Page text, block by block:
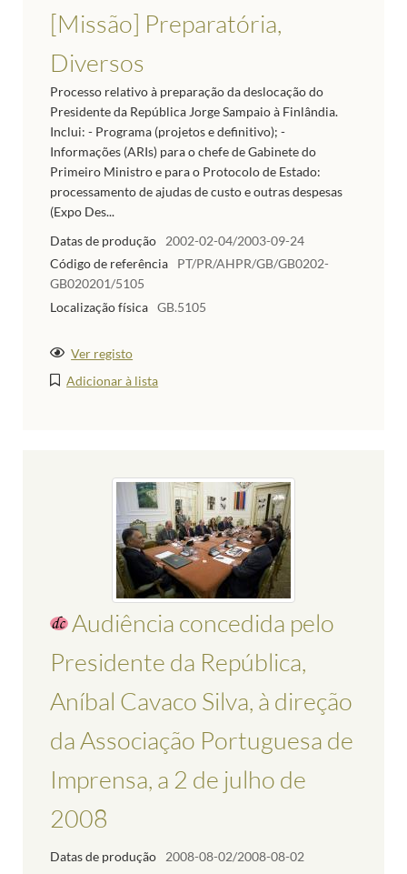
[Missão] Preparatória,
Diversos
Processo relativo à preparação da deslocação do
Presidente da República Jorge Sampaio à Finlândia.
Inclui: - Programa (projetos e definitivo); -
Informações (ARIs) para o chefe de Gabinete do
Primeiro Ministro e para o Protocolo de Estado:
processamento de ajudas de custo e outras despesas
(Expo Des...
Datas de produção
2002-02-04/2003-09-24
Código de referência
PT/PR/AHPR/GB/GB0202-
GB020201/5105
Localização física GB.5105
Ver registo
Adicionar à lista
Audiência concedida pelo
Presidente da República,
Aníbal Cavaco Silva, à direção
da Associação Portuguesa de
Imprensa, a 2 de julho de
2008
Datas de produção
2008-08-02/2008-08-02